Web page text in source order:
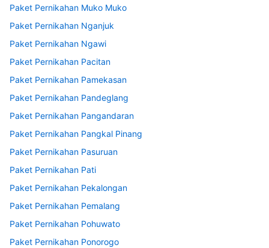
Paket Pernikahan Muko Muko
Paket Pernikahan Nganjuk
Paket Pernikahan Ngawi
Paket Pernikahan Pacitan
Paket Pernikahan Pamekasan
Paket Pernikahan Pandeglang
Paket Pernikahan Pangandaran
Paket Pernikahan Pangkal Pinang
Paket Pernikahan Pasuruan
Paket Pernikahan Pati
Paket Pernikahan Pekalongan
Paket Pernikahan Pemalang
Paket Pernikahan Pohuwato
Paket Pernikahan Ponorogo